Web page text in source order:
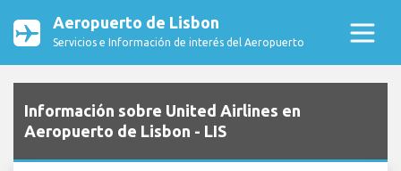
Aeropuerto de Lisbon
Servicios e Información de interés del Aeropuerto
Información sobre United Airlines en
Aeropuerto de Lisbon - LIS